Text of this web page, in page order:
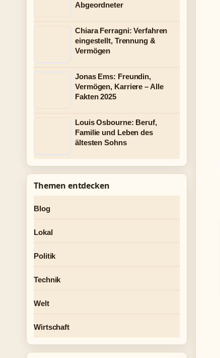
Abgeordneter
Chiara Ferragni: Verfahren
eingestellt, Trennung &
Vermögen
Jonas Ems: Freundin,
Vermögen, Karriere – Alle
Fakten 2025
Louis Osbourne: Beruf,
Familie und Leben des
ältesten Sohns
Themen entdecken
Blog
Lokal
Politik
Technik
Welt
Wirtschaft